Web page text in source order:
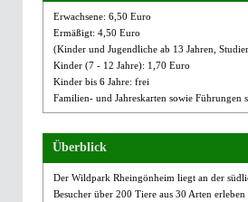
Erwachsene: 6,50 Euro
Ermäßigt: 4,50 Euro
(Kinder und Jugendliche ab 13 Jahren,
Kinder (7 - 12 Jahre): 1,70 Euro
Kinder bis 6 Jahre: frei
Familien- und Jahreskarten sowie Führungen
Überblick
Der Wildpark Rheingönheim liegt an der
Besucher über 200 Tiere aus 30 Arten